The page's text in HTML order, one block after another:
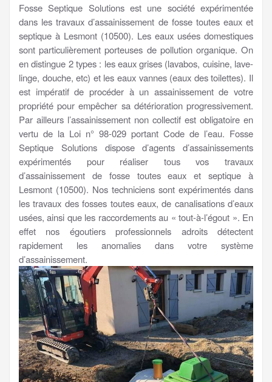
Fosse Septique Solutions est une société expérimentée
dans les travaux d’assainissement de fosse toutes eaux et
septique à Lesmont (10500). Les eaux usées domestiques
sont particulièrement porteuses de pollution organique. On
en distingue 2 types : les eaux grises (lavabos, cuisine, lave-
linge, douche, etc) et les eaux vannes (eaux des toilettes). Il
est impératif de procéder à un assainissement de votre
propriété pour empêcher sa détérioration progressivement.
Par ailleurs l’assainissement non collectif est obligatoire en
vertu de la Loi n° 98-029 portant Code de l’eau. Fosse
Septique Solutions dispose d’agents d’assainissements
expérimentés pour réaliser tous vos travaux
d’assainissement de fosse toutes eaux et septique à
Lesmont (10500). Nos techniciens sont expérimentés dans
les travaux des fosses toutes eaux, de canalisations d’eaux
usées, ainsi que les raccordements au « tout-à-l’égout ». En
effet nos égoutiers professionnels adroits détectent
rapidement les anomalies dans votre système
d’assainissement.